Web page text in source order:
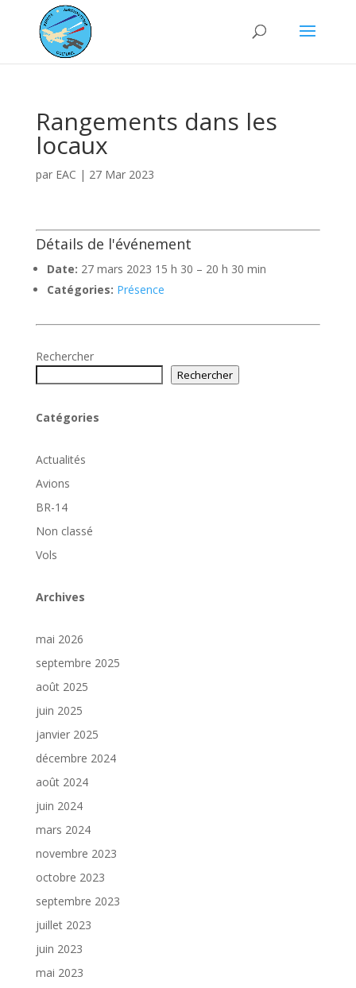
Rangements dans les
locaux
par EAC | 27 Mar 2023
Détails de l'événement
Date: 27 mars 2023 15 h 30 – 20 h 30 min
Catégories: Présence
Rechercher
Rechercher
Catégories
Actualités
Avions
BR-14
Non classé
Vols
Archives
mai 2026
septembre 2025
août 2025
juin 2025
janvier 2025
décembre 2024
août 2024
juin 2024
mars 2024
novembre 2023
octobre 2023
septembre 2023
juillet 2023
juin 2023
mai 2023